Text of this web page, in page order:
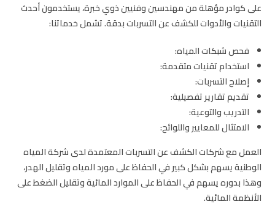
على كوادر مؤهلة من مهندسين وفنيين ذوي خبرة، يستخدمون أحدث
التقنيات والأدوات للكشف عن التسربات بدقة. تشمل خدماتنا:
فحص شبكات المياه:
استخدام تقنيات متقدمة:
إصلاح التسربات:
تقديم تقارير تفصيلية:
التدريب والتوعية:
الامتثال للمعايير واللوائح:
العمل مع شركات الكشف عن التسربات المعتمدة لدى شركة المياه
الوطنية يسهم بشكل كبير في الحفاظ على مورد المياه وتقليل الهدر،
وهذا بدوره يسهم في الحفاظ على الموارد المائية وتقليل الضغط على
الأنظمة المائية.